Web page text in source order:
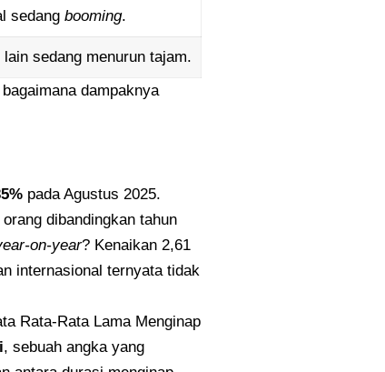
sedang booming.
sedang menurun tajam.
dampaknya
pada Agustus 2025.
dibandingkan tahun
on-year? Kenaikan 2,61
internasional ternyata tidak
Rata-Rata Lama Menginap
, sebuah angka yang